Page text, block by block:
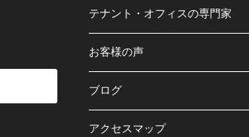
テナント・オフィスの専門家
お客様の声
ブログ
アクセスマップ